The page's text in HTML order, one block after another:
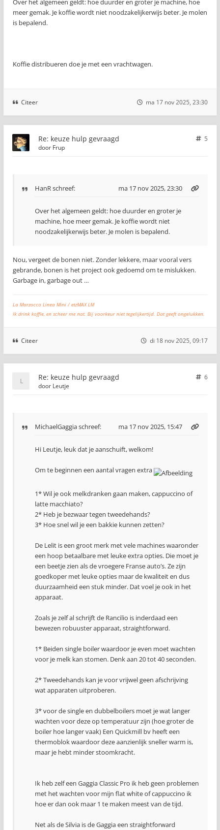
Over het algemeen geldt: hoe duurder en groter je machine, hoe
meer gemak. Je koffie wordt niet noodzakelijkerwijs beter. Je molen
is bepalend.
Koffie distribueren doe je met een vrachtwagen.
Citeer ma 17 nov 2025, 23:30
Re: keuze hulp gevraagd
5
door Frup
HanRschreef: ma 17 nov 2025, 23:30
Over het algemeen geldt: hoe duurder en groter je
machine, hoe meer gemak. Je koffie wordt niet
noodzakelijkerwijs beter. Je molen is bepalend.
Nou, vergeet de bonen niet. Zonder lekkere, maar vooral vers
gebrande, bonen is het project ook gedoemd om te mislukken.
Garbage in, garbage out …
La Marzocco Linea Mini / etzMAX LM
Ik drink koffie, en scheer me nat. Bij voorkeur niet tegelijkertijd. Dat geeft ongelukken.
Citeer di 18 nov 2025, 09:17
Re: keuze hulp gevraagd
6
door Leutje
MichaelGaggiaschreef: ma 17 nov 2025, 15:47
Hi Leutje, leuk dat je aanschuift, welkom!
Om te beginnen een aantal vragen extra
1* Wil je ook melkdranken gaan maken, cappuccino of
latte macchiato?
2* Heb je bezwaar tegen tweedehands?
3* Hoe snel wil je een bakkie kunnen zetten?
De Lelit is een groot merk met vele machines waaronder
een hoop betaalbare met leuke extra opties. Die moet je
een beetje zien als de vroegere Franse auto’s. Ze zijn
goedkoper met leuke opties maar de kwaliteit en dus
duurzaamheid een stuk minder. Dat voel je ook in het
apparaat.
Zoals je zelf al schrijft de Rancilio is inderdaad een
bewezen robuuster apparaat, straightforward.
1* Beiden single boiler waardoor je even moet wachten
voor je melk kan stomen. Denk aan 20 tot 40 seconden.
2* Tweedehands kan je voor vrijwel geen afschrijving
wat apparaten uitproberen.
3* voor de single en dubbelboilers moet je wat langer
wachten voor deze op temperatuur zijn (hoe groter de
boiler hoe langer vaak) Een Quickmill bv heeft een
thermoblok waardoor deze aanzienlijk sneller warm is,
maar je hebt minder stoomkracht.
Ik heb zelf een Gaggia Classic Pro ik heb geen problemen
met het wachten voor mijn flat white of cappuccino ik
hoe er dan ook maar 1 te maken meest van de tijd.
Net als de Silvia is de Gaggia een straightforward